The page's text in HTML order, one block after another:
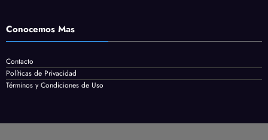
Conocemos Mas
Contacto
Políticas de Privacidad
Términos y Condiciones de Uso